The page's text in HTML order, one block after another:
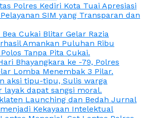
Polres Kediri Kota Tuai Apresiasi
SIM yang Transparan dan
Cukai Blitar Gelar Razia
Amankan Puluhan Ribu
Tanpa Pita Cukai.
Bhayangkara ke -79, Polres
Lomba Menembak 3 Pilar.
aksi tipu-tipu, Sulis warga
layak dapat sangsi moral.
Launching dan Bedah Jurnal
Kekayaan Intelektual